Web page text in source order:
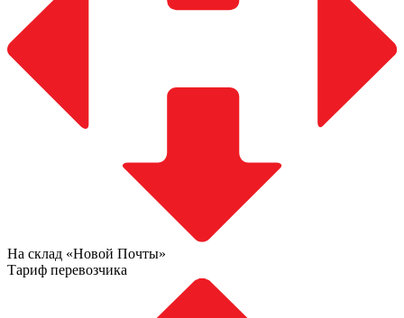
На склад «Новой Почты»
Тариф перевозчика